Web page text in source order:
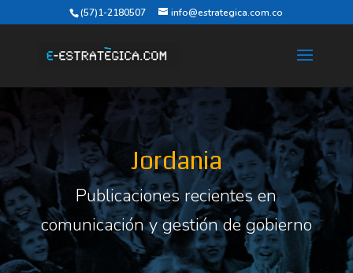
(57)1-2180507 info@estrategica.com.co
Jordania
Publicaciones recientes en
comunicación y gestión de gobierno